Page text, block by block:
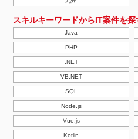
スキルキーワードからIT案件を探
Java
PHP
.NET
VB.NET
SQL
Node.js
Vue.js
Kotlin